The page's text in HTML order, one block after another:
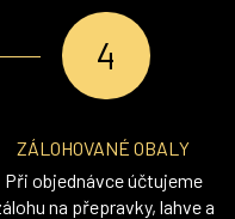
ZÁLOHOVANÉ OBALY
Při objednávce účtujeme
na přepravky, lahve a